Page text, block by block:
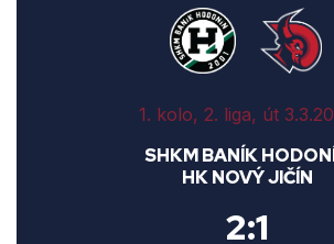
1. kolo, 2. liga, út
SHKM BANÍK
HK NOVÝ JIČÍN
2:1